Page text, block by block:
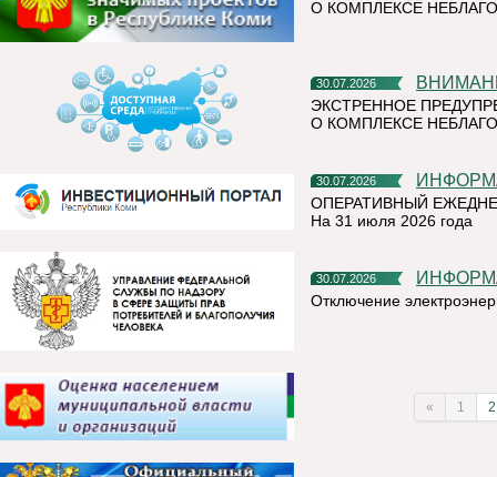
О КОМПЛЕКСЕ
30.07.2026
ЭКСТРЕННОЕ
О КОМПЛЕКСЕ
30.07.2026
ОПЕРАТИВНЫЙ
На 31 июля 2026 года
30.07.2026
Отключение
« 1 2